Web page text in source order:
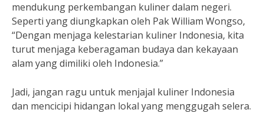
mendukung perkembangan kuliner dalam negeri.
Seperti yang diungkapkan oleh Pak William Wongso,
“Dengan menjaga kelestarian kuliner Indonesia, kita
turut menjaga keberagaman budaya dan kekayaan
alam yang dimiliki oleh Indonesia.”
Jadi, jangan ragu untuk menjajal kuliner Indonesia
dan mencicipi hidangan lokal yang menggugah selera.